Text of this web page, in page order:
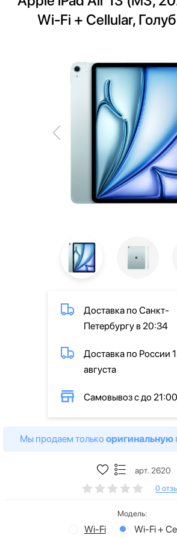
Wi-Fi + Cellular,
Доставка по Санкт-
Петербургу в 20:34
Доставка по России
августа
Самовывоз с до 21:00
Мы продаем только оригинальную
арт. 2620
0
Модель:
Wi-Fi Wi-Fi +